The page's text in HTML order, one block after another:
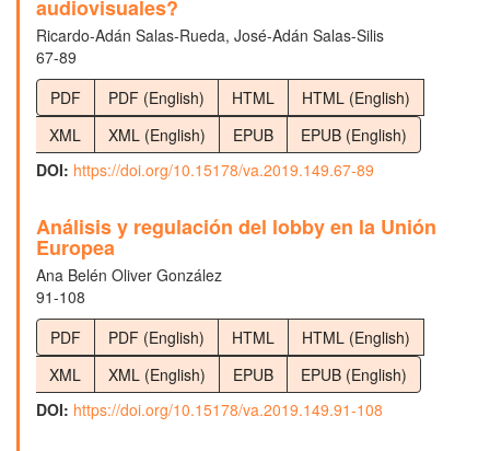
audiovisuales?
Ricardo-Adán Salas-Rueda, José-Adán Salas-Silis
67-89
PDF
PDF (English) HTML
HTML (English)
XML
XML (English) EPUB
EPUB (English)
DOI: https://doi.org/10.15178/va.2019.149.67-89
Análisis y regulación del lobby en la Unión
Europea
Ana Belén Oliver González
91-108
PDF
PDF (English) HTML
HTML (English)
XML
XML (English) EPUB
EPUB (English)
DOI: https://doi.org/10.15178/va.2019.149.91-108